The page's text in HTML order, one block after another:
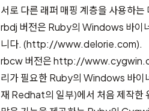
서로 다른 래퍼 매핑 계층을 사용하
rbdj 버전은 Ruby의 Windows 바이
니다. (http://www.delorie.com).
rbcw 버전은http://
리가 필요한 Ruby의 Windows 바
재 Redhat의 일부)에서 처음 제작한